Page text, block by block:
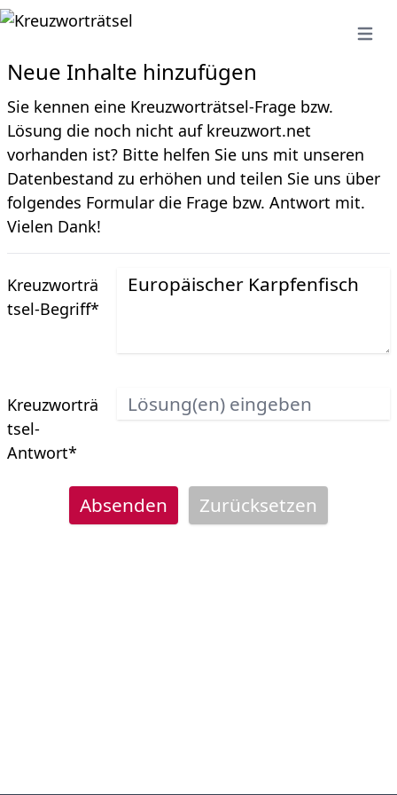
Open
Neue Inhalte hinzufügen
Sie kennen eine Kreuzworträtsel-Frage bzw.
Lösung die noch nicht auf kreuzwort.net
vorhanden ist? Bitte helfen Sie uns mit unseren
Datenbestand zu erhöhen und teilen Sie uns über
folgendes Formular die Frage bzw. Antwort mit.
Vielen Dank!
Kreuzworträ
tsel-Begriff*
Kreuzworträ
tsel-
Antwort*
Absenden Zurücksetzen